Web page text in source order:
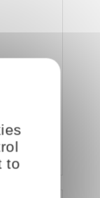
la
et
Ajouter
to